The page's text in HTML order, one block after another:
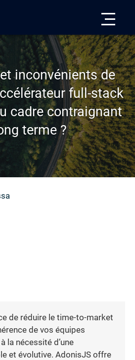
inconvénients de
full-stack
cadre contraignant
terme ?
de réduire le time-to-market
de vos équipes
la nécessité d’une
et évolutive. AdonisJS offre